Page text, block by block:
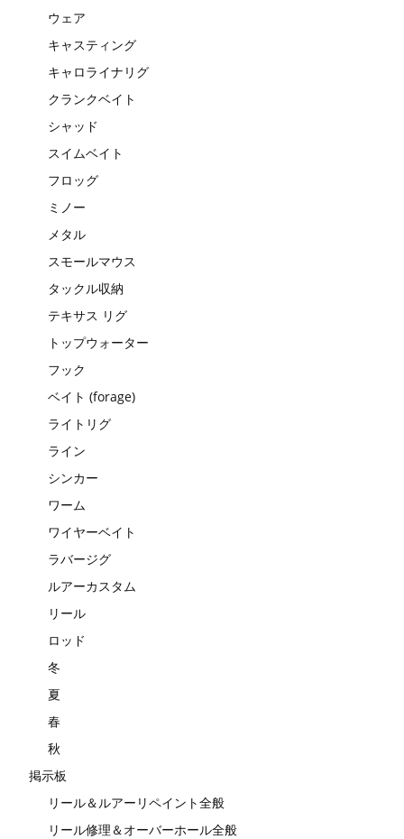
ウェア
キャスティング
キャロライナリグ
クランクベイト
シャッド
スイムベイト
フロッグ
ミノー
メタル
スモールマウス
タックル収納
テキサス リグ
トップウォーター
フック
ベイト (forage)
ライトリグ
ライン
シンカー
ワーム
ワイヤーベイト
ラバージグ
ルアーカスタム
リール
ロッド
冬
夏
春
秋
掲示板
リール＆ルアーリペイント全般
リール修理＆オーバーホール全般